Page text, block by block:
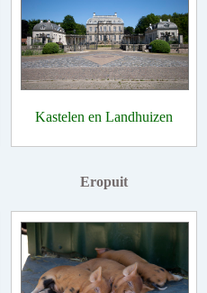
Kastelen en Landhuizen
Eropuit